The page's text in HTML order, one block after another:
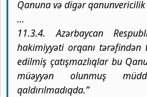
Qanuna və digər
…
11.3.4. Azərbaycan
hakimiyyəti orqanı tərəfindən
edilmiş çatışmazlıqlar bu
müəyyən olunmuş
qaldırılmadıqda.”